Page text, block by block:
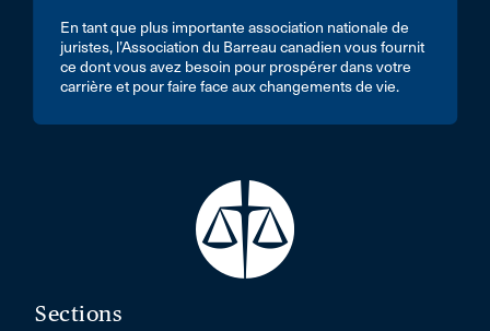
En tant que plus importante association nationale de
juristes, l’Association du Barreau canadien vous fournit
ce dont vous avez besoin pour prospérer dans votre
carrière et pour faire face aux changements de vie.
Sections